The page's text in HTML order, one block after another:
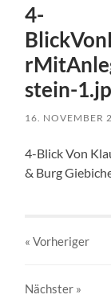
4-
stein-
16. NOVEMBER
4-Blick Von
& Burg
« Vorheriger
Nächster »